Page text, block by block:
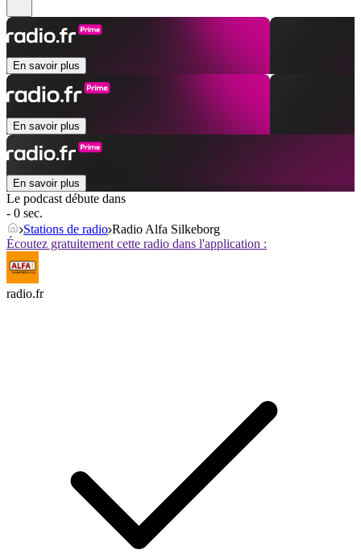
En savoir plus
En savoir plus
En savoir plus
Le podcast débute dans
- 0 sec.
Stations de radio Radio Alfa Silkeborg
Écoutez gratuitement cette radio dans l'application :
radio.fr